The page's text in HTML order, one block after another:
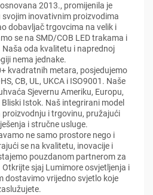
2013., promijenila je
inovativnim proizvodima
dobavljač trgovcima na velik i
se na SMD/COB LED trakama i
Naša oda kvalitetu i naprednoj
nema jednake.
kvadratnih metara, posjedujemo
CB, UL, UKCA i ISO9001. Naše
Sjevernu Ameriku, Europu,
Istok. Naš integrirani model
i trgovinu, pružajući
i stručne usluge.
ne samo prostore nego i
se na kvalitetu, inovacije i
pouzdanom partnerom za
sjaj Lumimore osvjetljenja i
dostavimo vrijedno svjetlo koje